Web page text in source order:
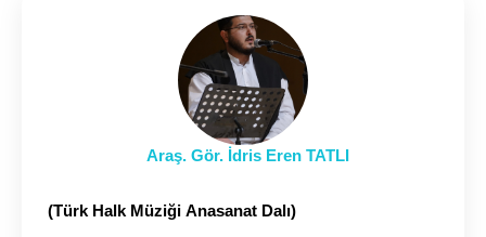
Araş. Gör. İdris Eren TATLI
(Türk Halk Müziği Anasanat Dalı)